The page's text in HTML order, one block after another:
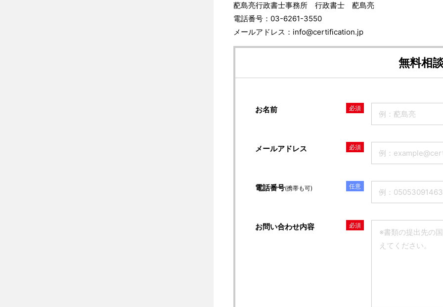
蓜島亮行政書士事務所 行政書士 蓜島亮
電話番号：03-6261-3550
メールアドレス：info@certification.jp
無料相
お名前 必須
メールアドレス 必須
電話番号(携帯も可) 任意
お問い合わせ内容 必須